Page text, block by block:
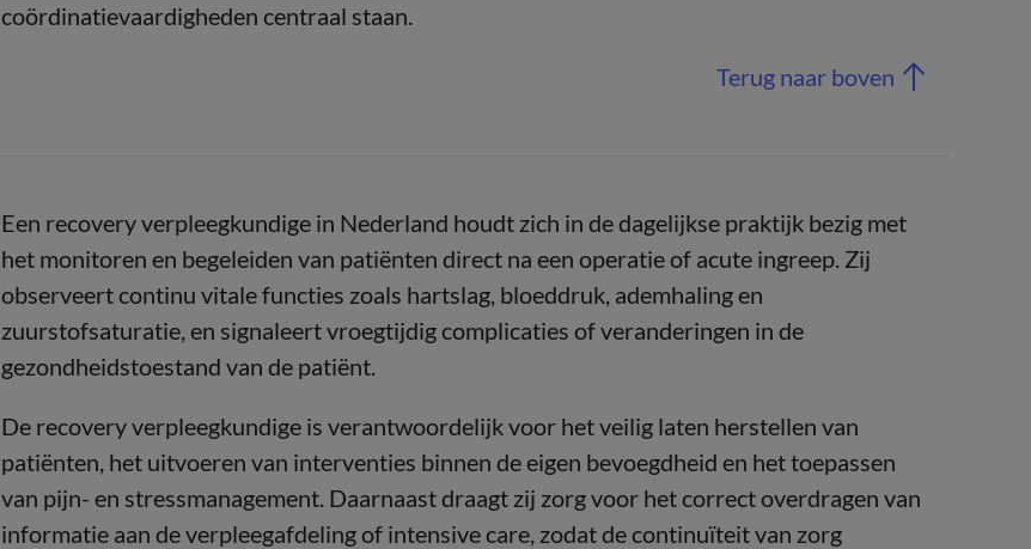
coördinatievaardigheden centraal staan.
Terug naar boven
Een recovery verpleegkundige in Nederland houdt zich in de dagelijkse praktijk bezig met
het monitoren en begeleiden van patiënten direct na een operatie of acute ingreep. Zij
observeert continu vitale functies zoals hartslag, bloeddruk, ademhaling en
zuurstofsaturatie, en signaleert vroegtijdig complicaties of veranderingen in de
gezondheidstoestand van de patiënt.
De recovery verpleegkundige is verantwoordelijk voor het veilig laten herstellen van
patiënten, het uitvoeren van interventies binnen de eigen bevoegdheid en het toepassen
van pijn- en stressmanagement. Daarnaast draagt zij zorg voor het correct overdragen van
informatie aan de verpleegafdeling of intensive care, zodat de continuïteit van zorg